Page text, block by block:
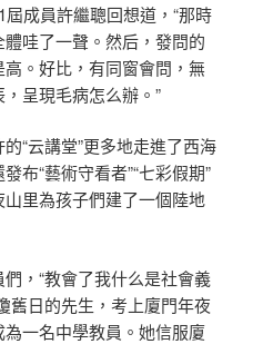
成員許繼聰回想道，“那時
哇了一聲。然后，發問的
高。好比，有同窗會問，無
呈現毛病怎么辦。”
“云講堂”更多地走進了西海
布“藝術守看者”“七彩假期”
里為孩子們建了一個陸地
，“教會了我什么是社會義
舊日的先生，考上廈門年夜
一名中學教員。她信服廈